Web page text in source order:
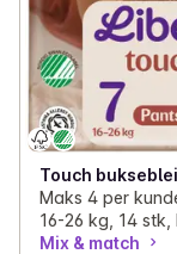
Touch
Maks 4 per
16-26 kg, 14 stk,
Mix & match